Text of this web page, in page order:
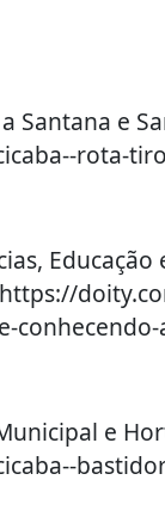
Santana e
rota-
Educação
e